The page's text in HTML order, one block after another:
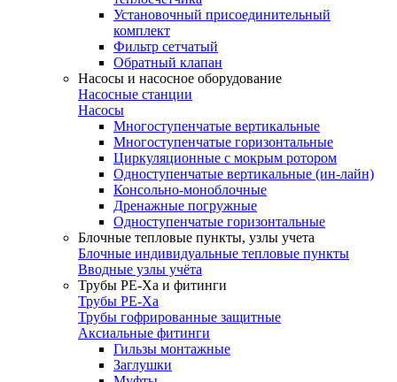
Установочный присоединительный
комплект
Фильтр сетчатый
Обратный клапан
Насосы и насосное оборудование
Насосные станции
Насосы
Многоступенчатые вертикальные
Многоступенчатые горизонтальные
Циркуляционные с мокрым ротором
Одноступенчатые вертикальные (ин-лайн)
Консольно-моноблочные
Дренажные погружные
Одноступенчатые горизонтальные
Блочные тепловые пункты, узлы учета
Блочные индивидуальные тепловые пункты
Вводные узлы учёта
Трубы РЕ-Ха и фитинги
Трубы РЕ-Ха
Трубы гофрированные защитные
Аксиальные фитинги
Гильзы монтажные
Заглушки